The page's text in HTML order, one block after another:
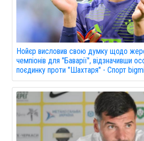
Нойєр висловив свою думку щодо
чемпіонів для "Баварії", відзначивши
поєдинку проти "Шахтаря" - Спорт